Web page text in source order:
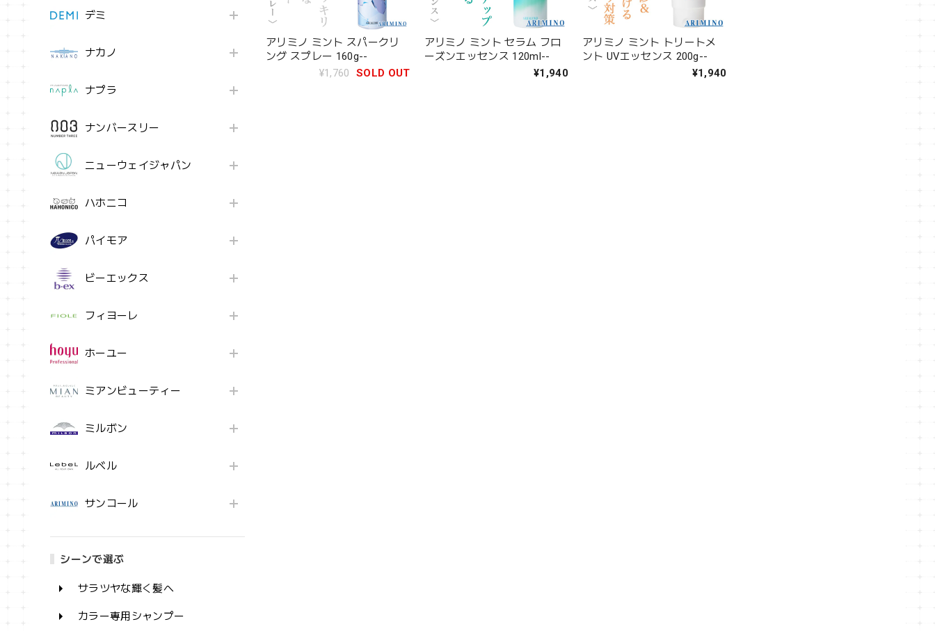
デミ
ナカノ
ナプラ
ナンバースリー
ニューウェイジャパン
ハホニコ
パイモア
ビーエックス
フィヨーレ
ホーユー
ミアンビューティー
ミルボン
ルベル
サンコール
シーンで選ぶ
サラツヤな輝く髪へ
カラー専用シャンプー
アリミノ ミント スパークリ
ング スプレー 160g--
¥1,760
SOLD OUT
アリミノ ミント セラム フロ
ーズンエッセンス 120ml--
¥1,940
アリミノ ミント トリートメ
ント UVエッセンス 200g--
¥1,940